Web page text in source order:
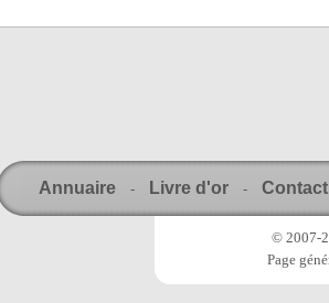
Annuaire - Livre d'or - Contact
© 2007-
Page